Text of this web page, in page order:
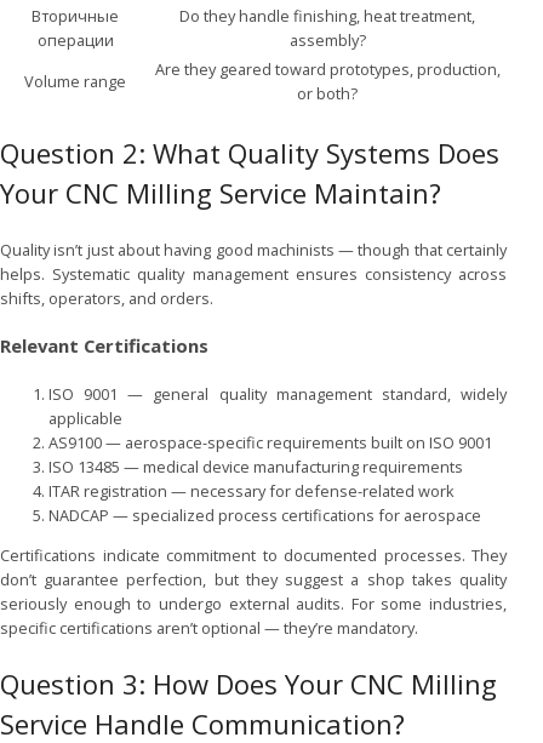
Вторичные
операции
Do they handle finishing, heat treatment,
assembly?
Volume range
Are they geared toward prototypes, production,
or both?
Question 2: What Quality Systems Does
Your CNC Milling Service Maintain?
Quality isn’t just about having good machinists — though that certainly
helps. Systematic quality management ensures consistency across
shifts, operators, and orders.
Relevant Certifications
ISO 9001 — general quality management standard, widely
applicable
AS9100 — aerospace-specific requirements built on ISO 9001
ISO 13485 — medical device manufacturing requirements
ITAR registration — necessary for defense-related work
NADCAP — specialized process certifications for aerospace
Certifications indicate commitment to documented processes. They
don’t guarantee perfection, but they suggest a shop takes quality
seriously enough to undergo external audits. For some industries,
specific certifications aren’t optional — they’re mandatory.
Question 3: How Does Your CNC Milling
Service Handle Communication?